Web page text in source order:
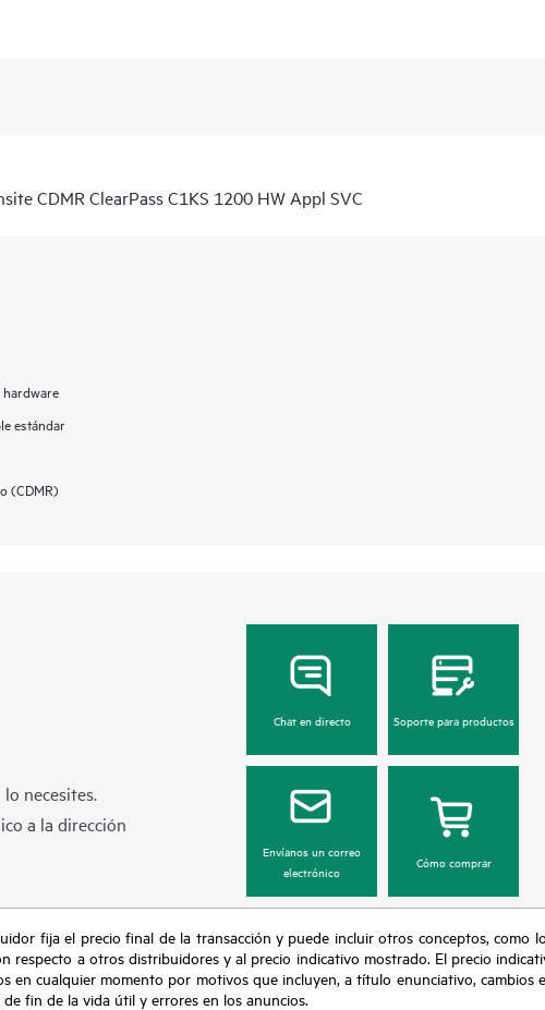
CDMR ClearPass C1KS 1200 HW Appl SVC
hardware
estándar
(CDMR)
necesites.
a la dirección
Chat en directo Soporte para productos
Envíanos un correo
electrónico
Cómo comprar
fija el precio final de la transacción y puede incluir otros conceptos, como
respecto a otros distribuidores y al precio indicativo mostrado. El precio
en cualquier momento por motivos que incluyen, a título enunciativo, cambios
fin de la vida útil y errores en los anuncios.